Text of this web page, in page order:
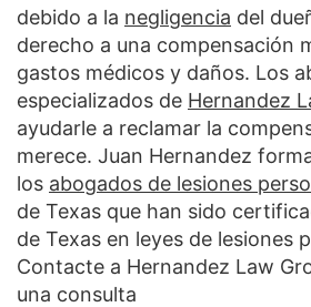
debido a la negligencia del
derecho a una compensación
gastos médicos y daños. Los
especializados de Hernandez
ayudarle a reclamar la
merece. Juan Hernandez
los abogados de lesiones
de Texas que han sido
de Texas en leyes de lesiones
Contacte a Hernandez Law
una consulta